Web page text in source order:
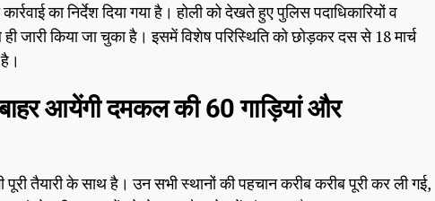
का निर्देश दिया गया है। होली को देखते हुए पुलिस पदाधिकारियों व
जारी किया जा चुका है। इसमें विशेष परिस्थिति को छोड़कर दस से 18 मार्च
आयेंगी दमकल की 60 गाड़ियां और
तैयारी के साथ है। उन सभी स्थानों की पहचान करीब करीब पूरी कर ली गई,